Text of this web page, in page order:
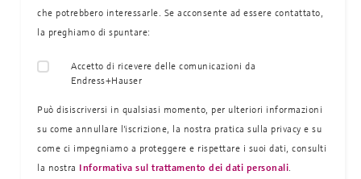
che potrebbero interessarle. Se acconsente ad essere contattato,
la preghiamo di spuntare:
Accetto di ricevere delle comunicazioni da
Endress+Hauser
Può disiscriversi in qualsiasi momento, per ulteriori informazioni
su come annullare l'iscrizione, la nostra pratica sulla privacy e su
come ci impegniamo a proteggere e rispettare i suoi dati, consulti
la nostra Informativa sul trattamento dei dati personali